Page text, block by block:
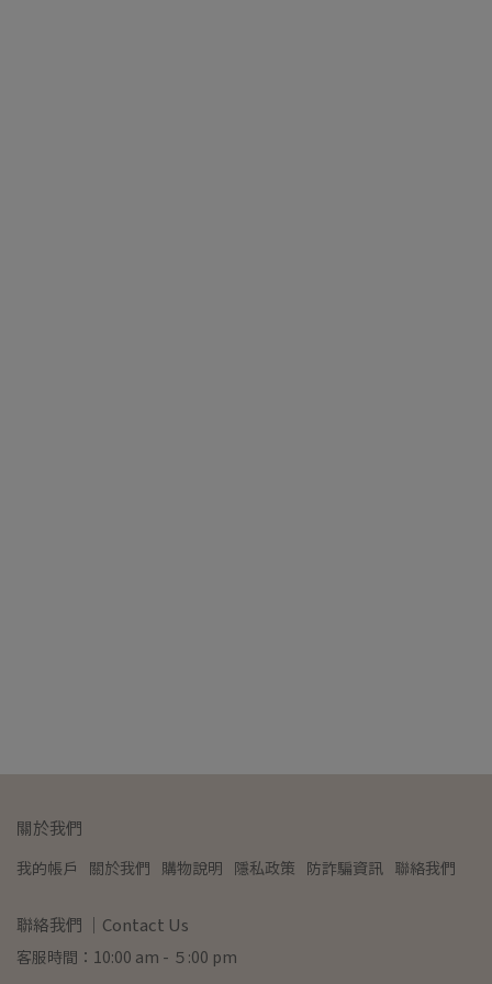
關於我們
我的帳戶 關於我們 購物說明 隱私政策 防詐騙資訊 聯絡我們
聯絡我們 ｜Contact Us
客服時間：10:00 am - ５:00 pm